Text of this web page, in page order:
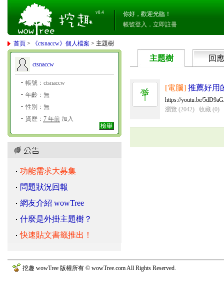
v0.4
你好，歡迎光臨！
帳號登入 ． 立即註冊
首頁 > 《ctsnaccw》個人檔案 > 主題樹
ctsnaccw
帳號：ctsnaccw
年齡：無
性別：無
資歷： 7 年前 加入
檢舉
功能需求大募集
問題狀況回報
網友介紹 wowTree
什麼是外掛主題樹？
快速貼文書籤推出！
主題樹 回應
[電腦] 推薦好用
https://youtu.be/
瀏覽 (2042)
收藏 (0)
挖趣 wowTree 版權所有 © wowTree.com All Rights Reserved.